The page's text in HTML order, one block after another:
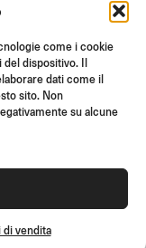
come i cookie
dispositivo. Il
dati come il
sito. Non
su alcune
venditaesclusivi e